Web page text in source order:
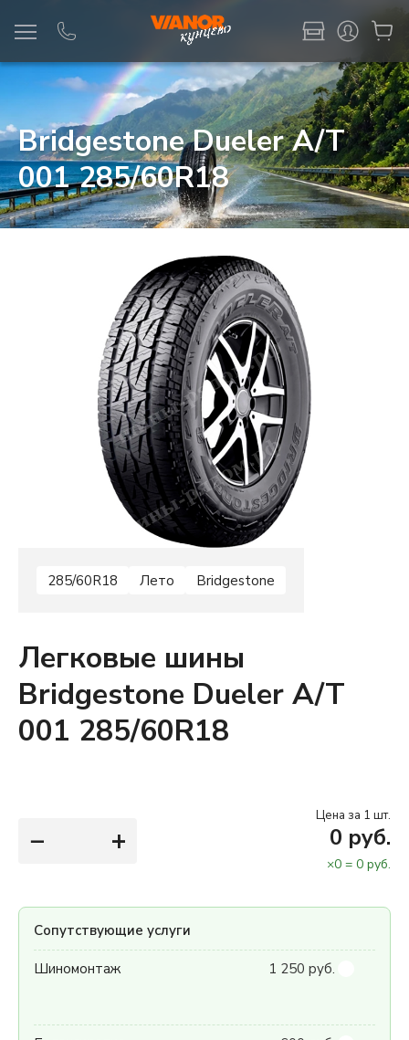
Bridgestone Dueler A/T
001 285/60R18
285/60R18 Лето Bridgestone
Легковые шины
Bridgestone Dueler A/T
001 285/60R18
− +
Цена за 1 шт.
0 руб.
×0 = 0 руб.
Сопутствующие услуги
Шиномонтаж 1 250 руб.
Информация Фото товара